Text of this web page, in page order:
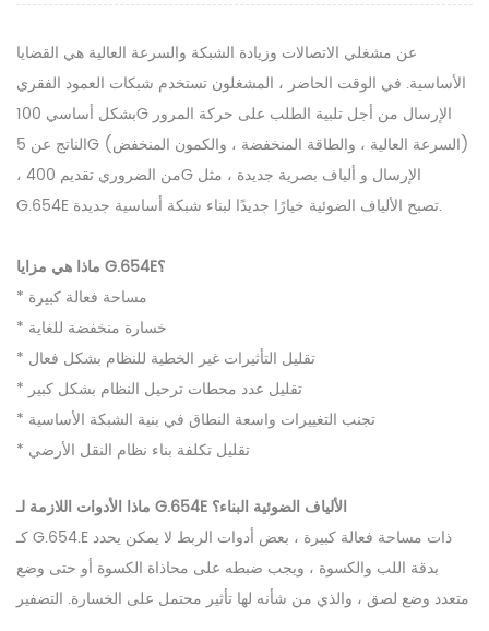
عن مشغلي الاتصالات وزيادة الشبكة والسرعة العالية هي القضايا
الأساسية. في الوقت الحاضر ، المشغلون تستخدم شبكات العمود الفقري
بشكل أساسي 100G الإرسال من أجل تلبية الطلب على حركة المرور
الناتج عن 5G (السرعة العالية ، والطاقة المنخفضة ، والكمون المنخفض)
، من الضروري تقديم 400G الإرسال و ألياف بصرية جديدة ، مثل
G.654E تصبح الألياف الضوئية خيارًا جديدًا لبناء شبكة أساسية جديدة.
ماذا هي مزايا G.654E؟
* مساحة فعالة كبيرة
* خسارة منخفضة للغاية
* تقليل التأثيرات غير الخطية للنظام بشكل فعال
* تقليل عدد محطات ترحيل النظام بشكل كبير
* تجنب التغييرات واسعة النطاق في بنية الشبكة الأساسية
* تقليل تكلفة بناء نظام النقل الأرضي
ماذا الأدوات اللازمة لـ G.654E الألياف الضوئية البناء؟
كـ G.654.E ذات مساحة فعالة كبيرة ، بعض أدوات الربط لا يمكن يحدد
بدقة اللب والكسوة ، ويجب ضبطه على محاذاة الكسوة أو حتى وضع
متعدد وضع لصق ، والذي من شأنه لها تأثير محتمل على الخسارة. التضفير